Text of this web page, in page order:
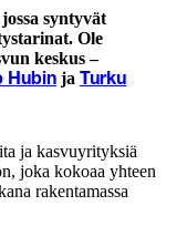
syntyvät
Ole
keskus –
Hubin ja Turku
ja kasvuyrityksiä
joka kokoaa yhteen
rakentamassa